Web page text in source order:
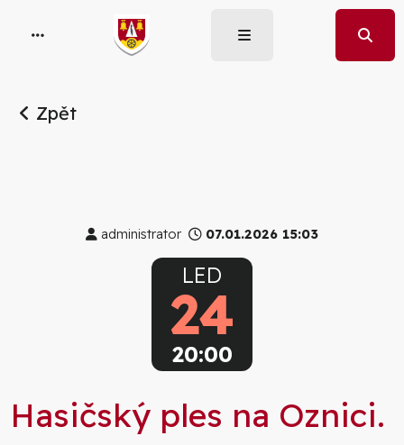
Zpět
administrator 07.01.2026 15:03
LED
24
20:00
Hasičský ples na Oznici.